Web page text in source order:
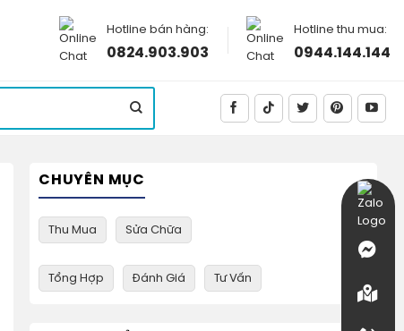
Hotline bán hàng:
0824.903.903
Hotline thu mua:
0944.144.144
CHUYÊN MỤC
Thu Mua Sửa Chữa
Tổng Hợp Đánh Giá Tư Vấn